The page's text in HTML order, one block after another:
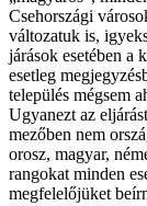
Csehországi
változatuk is,
járások esetében a
esetleg
település mégsem
Ugyanezt az
mezőben nem
orosz, magyar,
rangokat minden
megfelelőjüket